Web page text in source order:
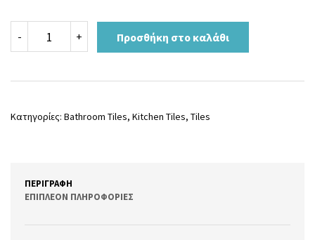
-
LINE
WHITE
+ Προσθήκη στο καλάθι
Κατηγορίες: Bathroom Tiles, Kitchen Tiles, Tiles
ΠΕΡΙΓΡΑΦΉ
ΕΠΙΠΛΈΟΝ ΠΛΗΡΟΦΟΡΊΕΣ